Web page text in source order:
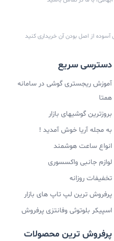
آسوده از اصل بودن آن خریداری کنید
دسترسی سریع
آموزش ریجستری گوشی در سامانه
همتا
بروزترین گوشیهای بازار
به مجله آریا خوش آمدید !
انواع ساعت هوشمند
لوازم جانبی واکسسوری
تخفیفات روزانه
پرفروش ترین لپ تاپ های بازار
اسپیکر بلوتوثی وفانتزی پرفروش
پرفروش ترین محصولات